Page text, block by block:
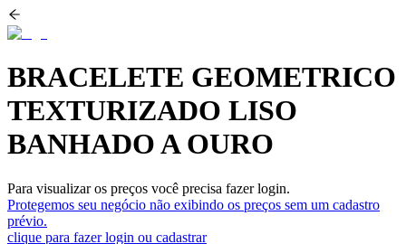
BRACELETE GEOMETRICO
TEXTURIZADO LISO
BANHADO A OURO
Para visualizar os preços você precisa fazer login.
Protegemos seu negócio não exibindo os preços sem um cadastro
prévio.
clique para fazer login ou cadastrar